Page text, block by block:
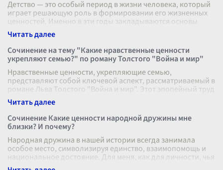
Детство — это особый период в жизни человека, который
играет решающую роль в формировании его жизненных
ценностей. Именно в эти годы закладываются основы
того, каким человеком он с
Сочинение на тему "Какие нравственные ценности
укрепляют семью?" по роману Толстого "Война и мир"
Нравственные ценности, укрепляющие семью,
представляют собой ключевой аспект, рассматриваемый в
романе Льва Толстого "Война и мир". Этот эпопейный труд
не только погружает читателя
Сочинение Какие ценности народной дружины мне
близки? И почему?
Народная дружина в нашей истории всегда занимала
особое место, символизируя единство, взаимопомощь и
национальное достояние. Для меня, как для личности, чья
идентичность связана с